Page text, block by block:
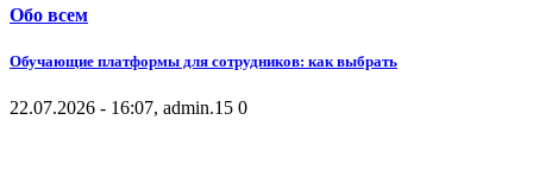
Обо всем
Обучающие платформы для сотрудников: как выбрать
22.07.2026 - 16:07, admin.15 0